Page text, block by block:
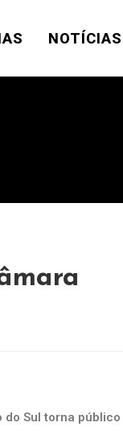
NOTÍCIAS
do Sul torna público